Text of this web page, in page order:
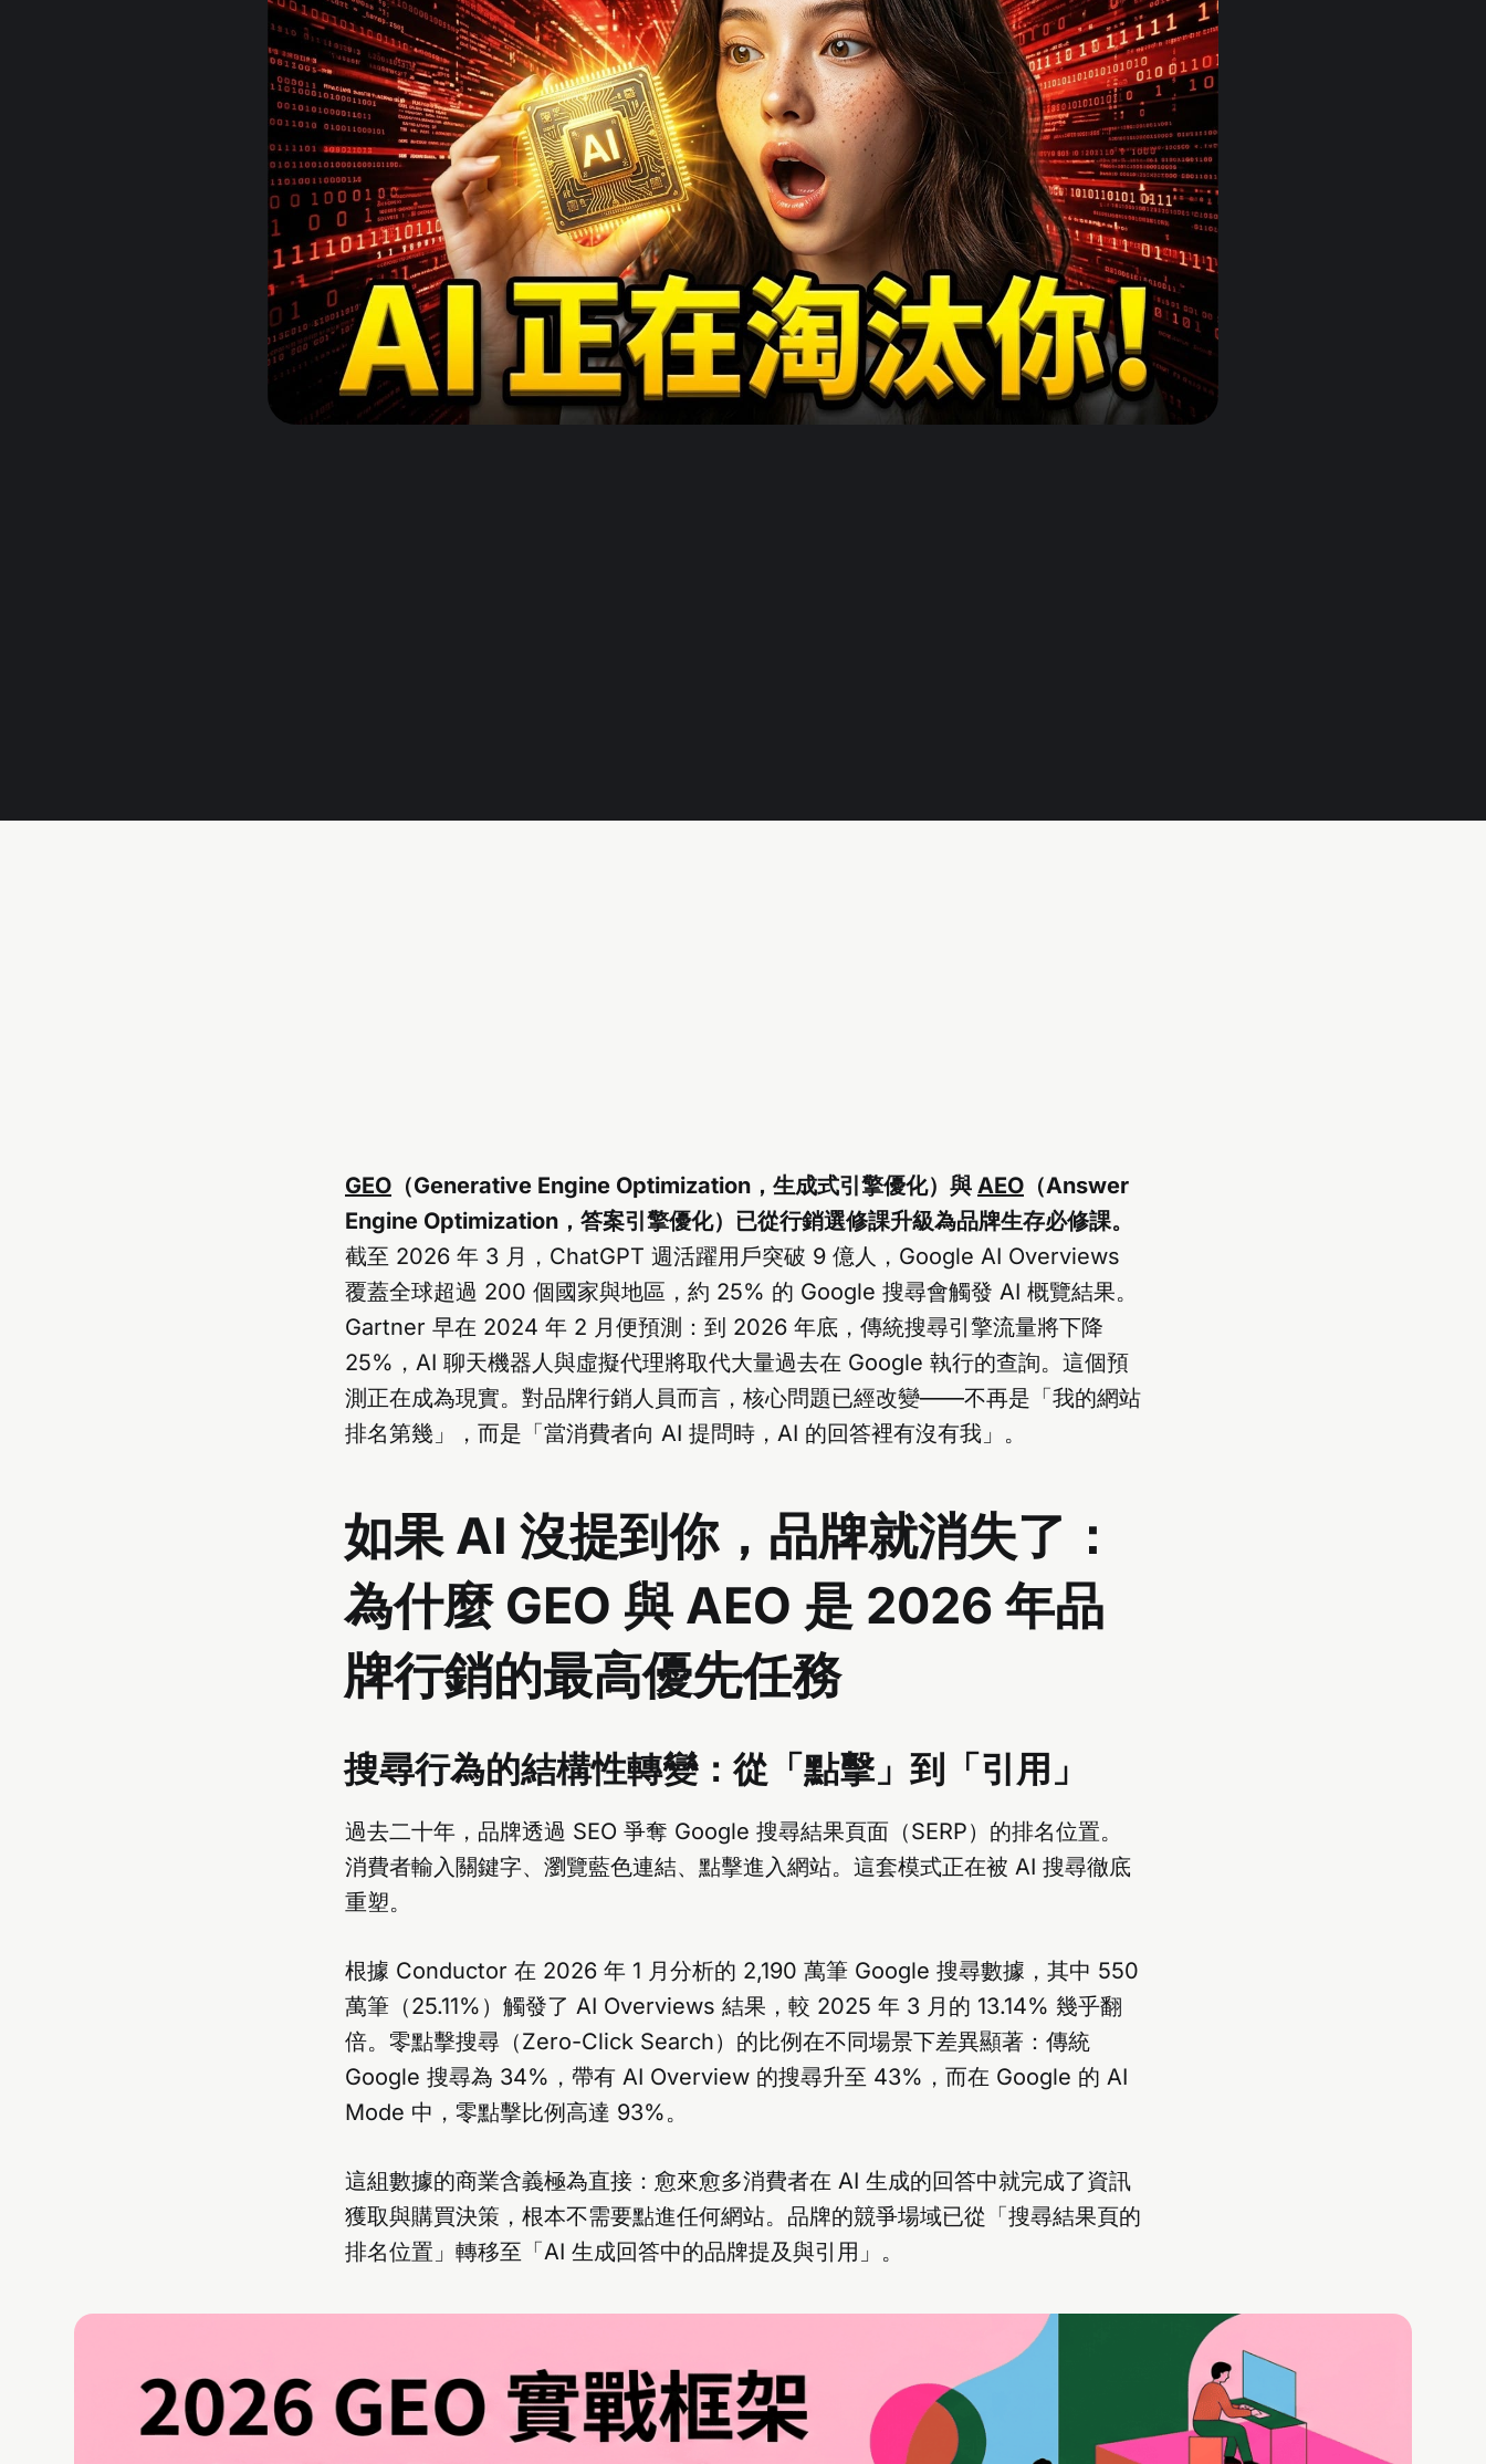
GEO （Generative Engine Optimization，生成式引擎優化）與 AEO （Answer
Engine Optimization，答案引擎優化）已從行銷選修課升級為品牌生存必修課。
截至 2026 年 3 月，ChatGPT 週活躍用戶突破 9 億人，Google AI Overviews
覆蓋全球超過 200 個國家與地區，約 25% 的 Google 搜尋會觸發 AI 概覽結果。
Gartner 早在 2024 年 2 月便預測：到 2026 年底，傳統搜尋引擎流量將下降
25%，AI 聊天機器人與虛擬代理將取代大量過去在 Google 執行的查詢。這個預
測正在成為現實。對品牌行銷人員而言，核心問題已經改變——不再是「我的網站
排名第幾」，而是「當消費者向 AI 提問時，AI 的回答裡有沒有我」。
如果 AI 沒提到你，品牌就消失了：
為什麼 GEO 與 AEO 是 2026 年品
牌行銷的最高優先任務
搜尋行為的結構性轉變：從「點擊」到「引用」
過去二十年，品牌透過 SEO 爭奪 Google 搜尋結果頁面（SERP）的排名位置。
消費者輸入關鍵字、瀏覽藍色連結、點擊進入網站。這套模式正在被 AI 搜尋徹底
重塑。
根據 Conductor 在 2026 年 1 月分析的 2,190 萬筆 Google 搜尋數據，其中 550
萬筆（25.11%）觸發了 AI Overviews 結果，較 2025 年 3 月的 13.14% 幾乎翻
倍。零點擊搜尋（Zero-Click Search）的比例在不同場景下差異顯著：傳統
Google 搜尋為 34%，帶有 AI Overview 的搜尋升至 43%，而在 Google 的 AI
Mode 中，零點擊比例高達 93%。
這組數據的商業含義極為直接：愈來愈多消費者在 AI 生成的回答中就完成了資訊
獲取與購買決策，根本不需要點進任何網站。品牌的競爭場域已從「搜尋結果頁的
排名位置」轉移至「AI 生成回答中的品牌提及與引用」。